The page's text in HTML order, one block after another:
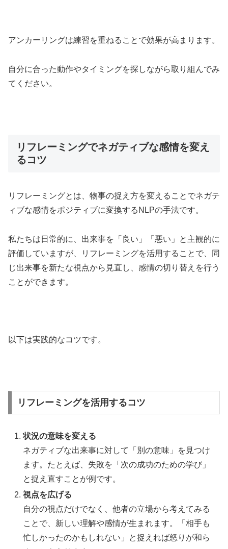
アンカーリングは練習を重ねることで効果が高まります。
自分に合った動作やタイミングを探しながら取り組んでみ
てください。
リフレーミングでネガティブな感情を変え
るコツ
リフレーミングとは、物事の捉え方を変えることでネガテ
ィブな感情をポジティブに変換するNLPの手法です。
私たちは日常的に、出来事を「良い」「悪い」と主観的に
評価していますが、リフレーミングを活用することで、同
じ出来事を新たな視点から見直し、感情の切り替えを行う
ことができます。
以下は実践的なコツです。
リフレーミングを活用するコツ
状況の意味を変える
ネガティブな出来事に対して「別の意味」を見つけ
ます。たとえば、失敗を「次の成功のための学び」
と捉え直すことが例です。
視点を広げる
自分の視点だけでなく、他者の立場から考えてみる
ことで、新しい理解や感情が生まれます。「相手も
忙しかったのかもしれない」と捉えれば怒りが和ら